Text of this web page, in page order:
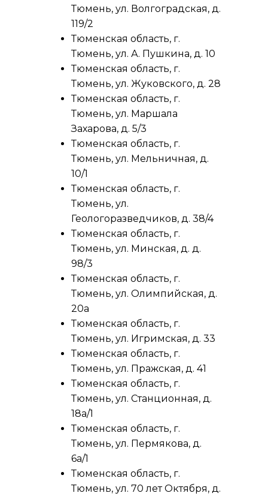
Тюмень, ул. Волгоградская, д.
119/2
Тюменская область, г.
Тюмень, ул. А. Пушкина, д. 10
Тюменская область, г.
Тюмень, ул. Жуковского, д. 28
Тюменская область, г.
Тюмень, ул. Маршала
Захарова, д. 5/3
Тюменская область, г.
Тюмень, ул. Мельничная, д.
10/1
Тюменская область, г.
Тюмень, ул.
Геологоразведчиков, д. 38/4
Тюменская область, г.
Тюмень, ул. Минская, д. д.
98/3
Тюменская область, г.
Тюмень, ул. Олимпийская, д.
20а
Тюменская область, г.
Тюмень, ул. Игримская, д. 33
Тюменская область, г.
Тюмень, ул. Пражская, д. 41
Тюменская область, г.
Тюмень, ул. Станционная, д.
18а/1
Тюменская область, г.
Тюмень, ул. Пермякова, д.
6а/1
Тюменская область, г.
Тюмень, ул. 70 лет Октября, д.